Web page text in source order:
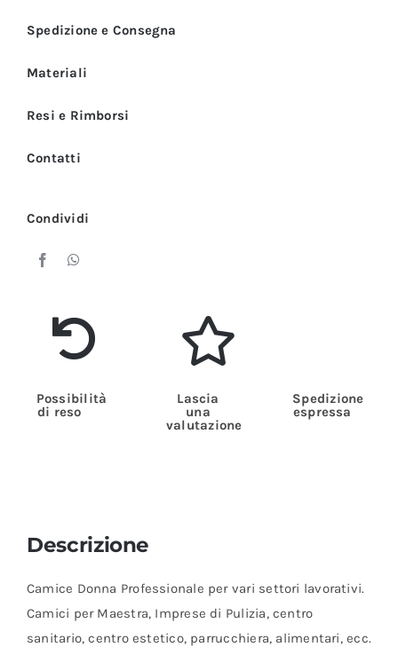
e
quantità
Spedizione e Consegna
Materiali
Resi e Rimborsi
Contatti
Condividi
Possibilità
di reso
Lascia
una
valutazione
Spedizione
espressa
Descrizione
Camice Donna Professionale per vari settori lavorativi.
Camici per Maestra, Imprese di Pulizia, centro
sanitario, centro estetico, parrucchiera, alimentari, ecc.